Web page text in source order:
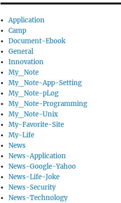
Application
Camp
Document-Ebook
General
Innovation
My_Note
My_Note-App-Setting
My_Note-pLog
My_Note-Programming
My_Note-Unix
My-Favorite-Site
My-Life
News
News-Application
News-Google-Yahoo
News-Life-Joke
News-Security
News-Technology